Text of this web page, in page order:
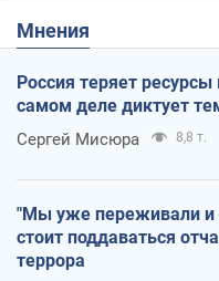
Мнения
Россия теряет ресурсы
самом деле диктует
Сергей Мисюра 8,8 т.
"Мы уже переживали и
стоит поддаваться
террора